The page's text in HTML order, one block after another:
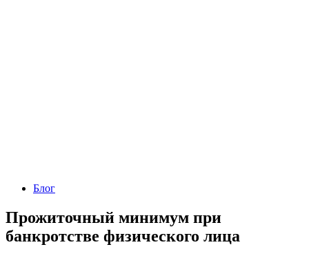
Блог
Прожиточный минимум при
банкротстве физического лица